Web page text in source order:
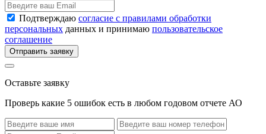
Подтверждаю согласие с правилами обработки
персональных данных и принимаю пользовательское
соглашение
Отправить заявку
Оставьте заявку
Проверь какие 5 ошибок есть в любом годовом отчете АО